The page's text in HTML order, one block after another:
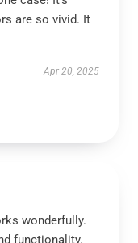
are so vivid. It
Apr 20, 2025
wonderfully.
functionality.